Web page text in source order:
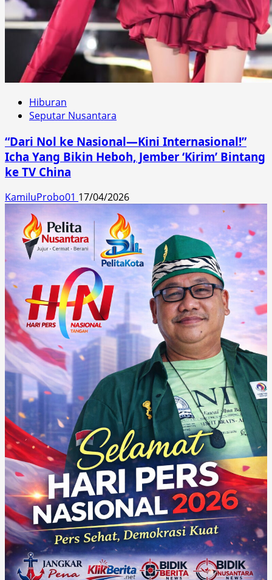
Hiburan
Seputar Nusantara
“Dari Nol ke Nasional—Kini Internasional!”
Icha Yang Bikin Heboh, Jember ‘Kirim’ Bintang
ke TV China
KamiluProbo01 17/04/2026